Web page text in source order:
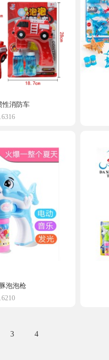
性消防车
泡泡枪
3 4